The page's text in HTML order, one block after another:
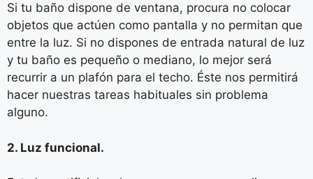
Si tu baño dispone de ventana, procura no colocar
objetos que actúen como pantalla y no permitan que
entre la luz. Si no dispones de entrada natural de luz
y tu baño es pequeño o mediano, lo mejor será
recurrir a un plafón para el techo. Éste nos permitirá
hacer nuestras tareas habituales sin problema
alguno.
2. Luz funcional.